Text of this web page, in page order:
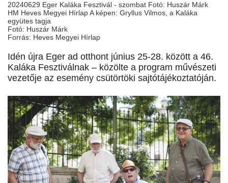
20240629 Eger Kaláka Fesztivál - szombat Fotó: Huszár Márk
HM Heves Megyei Hírlap A képen: Gryllus Vilmos, a Kaláka
együtes tagja
Fotó: Huszár Márk
Forrás: Heves Megyei Hírlap
Idén újra Eger ad otthont június 25-28. között a 46.
Kaláka Fesztiválnak – közölte a program művészeti
vezetője az esemény csütörtöki sajtótájékoztatóján.